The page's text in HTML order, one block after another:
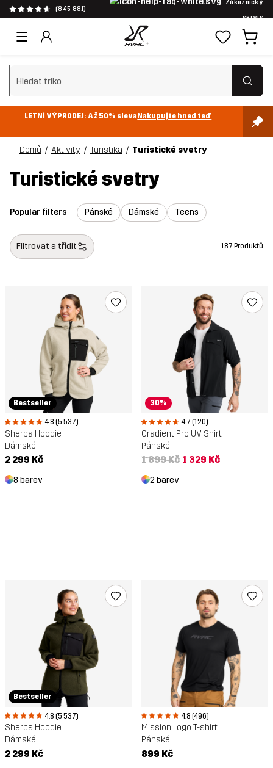
(845 881)
Zákaznický
servis
Vymazat vyhledávání
LETNÍ VÝPRODEJ: Až 50% slevaNakupujte hned teď
Domů Aktivity Turistika Turistické svetry
Turistické svetry
Popular filters Pánské Dámské Teens
Filtrovat a třídit 187 Produktů
Bestseller
4.8 (5 537)
Sherpa Hoodie
Dámské
2 299 Kč
8 barev
30%
4.7 (120)
Gradient Pro UV Shirt
Pánské
1 899 Kč 1 329 Kč
2 barev
Bestseller
4.8 (5 537)
Sherpa Hoodie
Dámské
2 299 Kč
4.8 (496)
Mission Logo T-shirt
Pánské
899 Kč